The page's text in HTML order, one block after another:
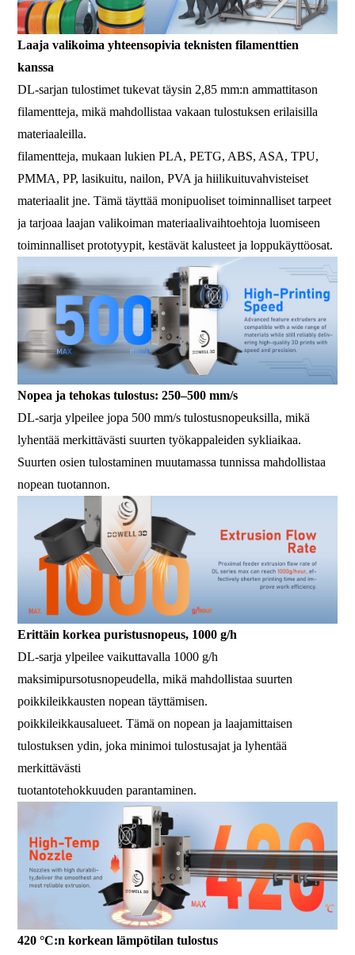
Laaja valikoima yhteensopivia teknisten filamenttien
kanssa
DL-sarjan tulostimet tukevat täysin 2,85 mm:n ammattitason
filamentteja, mikä mahdollistaa vakaan tulostuksen erilaisilla
materiaaleilla.
filamentteja, mukaan lukien PLA, PETG, ABS, ASA, TPU,
PMMA, PP, lasikuitu, nailon, PVA ja hiilikuituvahvisteiset
materiaalit jne. Tämä täyttää monipuoliset toiminnalliset tarpeet
ja tarjoaa laajan valikoiman materiaalivaihtoehtoja luomiseen
toiminnalliset prototyypit, kestävät kalusteet ja loppukäyttöosat.
Nopea ja tehokas tulostus: 250–500 mm/s
DL-sarja ylpeilee jopa 500 mm/s tulostusnopeuksilla, mikä
lyhentää merkittävästi suurten työkappaleiden sykliaikaa.
Suurten osien tulostaminen muutamassa tunnissa mahdollistaa
nopean tuotannon.
Erittäin korkea puristusnopeus, 1000 g/h
DL-sarja ylpeilee vaikuttavalla 1000 g/h
maksimipursotusnopeudella, mikä mahdollistaa suurten
poikkileikkausten nopean täyttämisen.
poikkileikkausalueet. Tämä on nopean ja laajamittaisen
tulostuksen ydin, joka minimoi tulostusajat ja lyhentää
merkittävästi
tuotantotehokkuuden parantaminen.
420 °C:n korkean lämpötilan tulostus